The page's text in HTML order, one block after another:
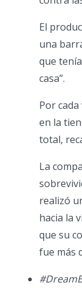
El
una
que
casa”.
Por
en la
total,
La
realizó
hacia la
que su
fue más